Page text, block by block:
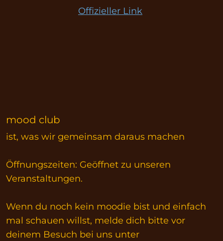
Offizieller Link
mood club
ist, was wir gemeinsam daraus machen
Öffnungszeiten: Geöffnet zu unseren
Veranstaltungen.
Wenn du noch kein moodie bist und einfach
mal schauen willst, melde dich bitte vor
deinem Besuch bei uns unter